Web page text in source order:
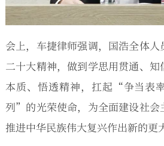
会上，车捷律师强调，国浩全体
二十大精神，做到学思用贯通、
本质、悟透精神，扛起“争当表
列”的光荣使命，为全面建设社会
推进中华民族伟大复兴作出新的更